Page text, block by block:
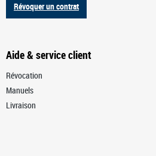
Révoquer un contrat
Aide & service client
Révocation
Manuels
Livraison